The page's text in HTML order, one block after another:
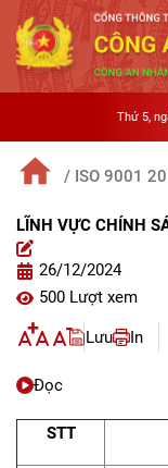
Thứ 5,
/ ISO 9001
LĨNH VỰC CHÍNH
26/12/2024
500 Lượt xem
Lưu In
Đọc
STT